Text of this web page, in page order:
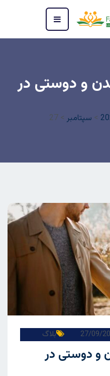
و دوستی در
> سپتامبر >
27
27/09/ بلاگ
و دوستی در